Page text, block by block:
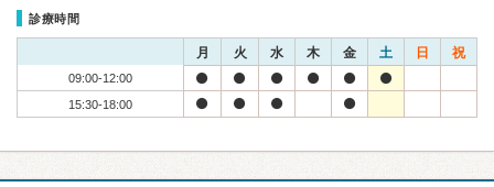
診療時間
月 火 水 木 金 土 日 祝
09:00-12:00
15:30-18:00